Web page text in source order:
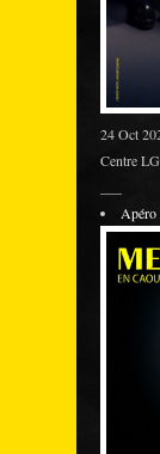
24 Oct
Centre